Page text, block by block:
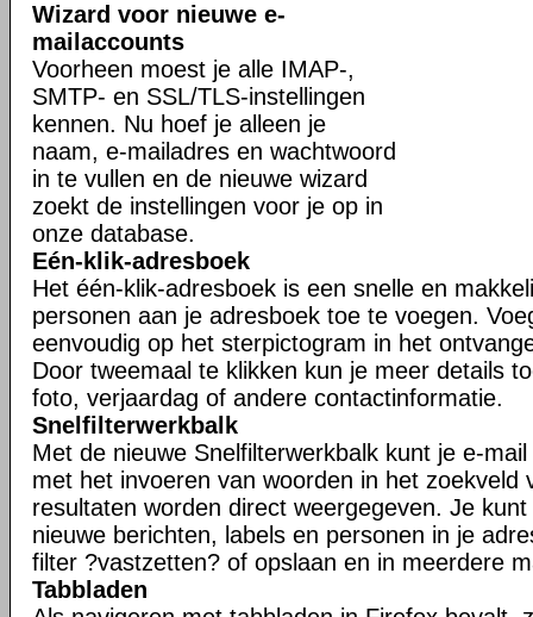
Wizard voor nieuwe e-
mailaccounts
Voorheen moest je alle IMAP-,
SMTP- en SSL/TLS-instellingen
kennen. Nu hoef je alleen je
naam, e-mailadres en wachtwoord
in te vullen en de nieuwe wizard
zoekt de instellingen voor je op in
onze database.
Eén-klik-adresboek
Het één-klik-adresboek is een snelle en
personen aan je adresboek toe te voegen.
eenvoudig op het sterpictogram in het
Door tweemaal te klikken kun je meer details
foto, verjaardag of andere contactinformatie.
Snelfilterwerkbalk
Met de nieuwe Snelfilterwerkbalk kunt je e-
met het invoeren van woorden in het zoekveld
resultaten worden direct weergegeven. Je
nieuwe berichten, labels en personen in je
filter ?vastzetten? of opslaan en in meerdere
Tabbladen